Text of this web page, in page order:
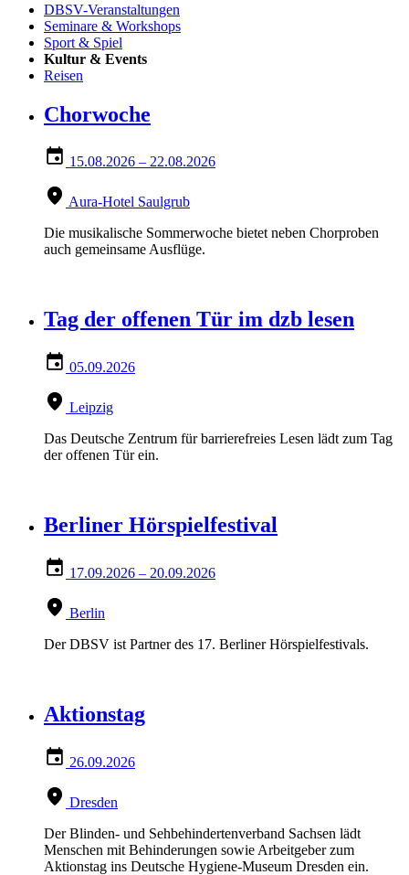
DBSV-Veranstaltungen
Seminare & Workshops
Sport & Spiel
Kultur & Events
Reisen
Chorwoche
15.08.2026 – 22.08.2026
Aura-Hotel Saulgrub
Die musikalische Sommerwoche bietet neben Chorproben
auch gemeinsame Ausflüge.
Tag der offenen Tür im dzb lesen
05.09.2026
Leipzig
Das Deutsche Zentrum für barrierefreies Lesen lädt zum Tag
der offenen Tür ein.
Berliner Hörspielfestival
17.09.2026 – 20.09.2026
Berlin
Der DBSV ist Partner des 17. Berliner Hörspielfestivals.
Aktionstag
26.09.2026
Dresden
Der Blinden- und Sehbehindertenverband Sachsen lädt
Menschen mit Behinderungen sowie Arbeitgeber zum
Aktionstag ins Deutsche Hygiene-Museum Dresden ein.